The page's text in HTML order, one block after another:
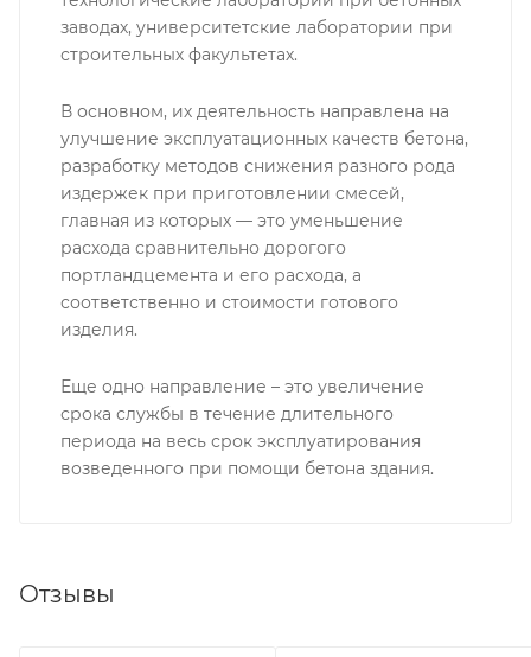
заводах, университетские лаборатории при
строительных факультетах.
В основном, их деятельность направлена на
улучшение эксплуатационных качеств бетона,
разработку методов снижения разного рода
издержек при приготовлении смесей,
главная из которых — это уменьшение
расхода сравнительно дорогого
портландцемента и его расхода, а
соответственно и стоимости готового
изделия.
Еще одно направление – это увеличение
срока службы в течение длительного
периода на весь срок эксплуатирования
возведенного при помощи бетона здания.
Отзывы